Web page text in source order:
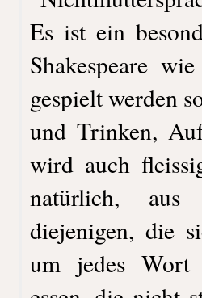
Es ist ein
Shakespeare
gespielt werden
und Trinken,
wird auch
natürlich, aus
diejenigen, die
um jedes Wort